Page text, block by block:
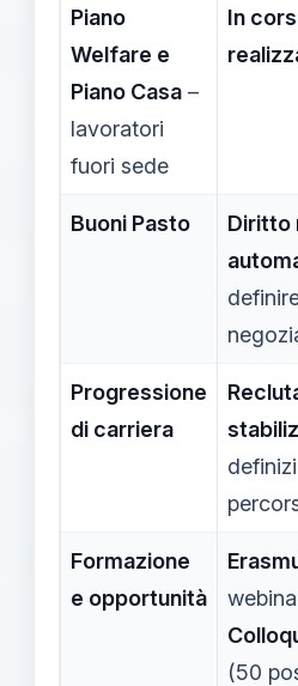
Piano
Welfare e
Piano Casa –
lavoratori
fuori sede
In
Buoni Pasto
Diritto
Progressione
di carriera
Formazione
e opportunità
(50